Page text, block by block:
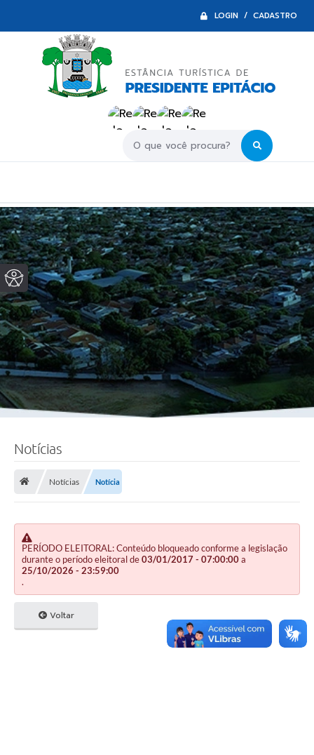
LOGIN / CADASTRO
Notícias
Notícias Notícia
PERÍODO ELEITORAL: Conteúdo bloqueado conforme a legislação
durante o período eleitoral de03/01/2017 - 07:00:00a
25/10/2026 - 23:59:00
.
Voltar